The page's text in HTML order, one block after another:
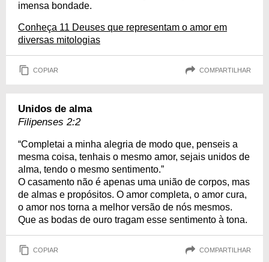
imensa bondade.
Conheça 11 Deuses que representam o amor em
diversas mitologias
COPIAR COMPARTILHAR
Unidos de alma
Filipenses 2:2
“Completai a minha alegria de modo que, penseis a
mesma coisa, tenhais o mesmo amor, sejais unidos de
alma, tendo o mesmo sentimento.”
O casamento não é apenas uma união de corpos, mas
de almas e propósitos. O amor completa, o amor cura,
o amor nos torna a melhor versão de nós mesmos.
Que as bodas de ouro tragam esse sentimento à tona.
COPIAR COMPARTILHAR